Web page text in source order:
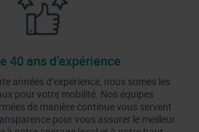
40 ans d’expérience
années d’expérience, nous somes les
pour votre mobilité. Nos équipes
de manière continue vous servent
pour vous assurer le meilleur